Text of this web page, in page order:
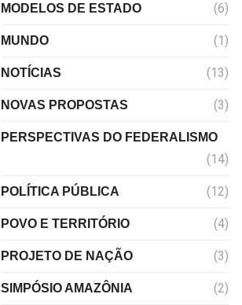
MODELOS DE ESTADO (6)
MUNDO (1)
NOTÍCIAS (13)
NOVAS PROPOSTAS (3)
PERSPECTIVAS DO FEDERALISMO
(14)
POLÍTICA PÚBLICA (12)
POVO E TERRITÓRIO (4)
PROJETO DE NAÇÃO (3)
SIMPÓSIO AMAZÔNIA (2)